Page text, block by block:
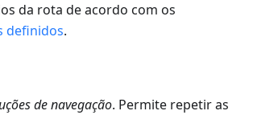
da rota de acordo com os
definidos.
de navegação. Permite repetir as